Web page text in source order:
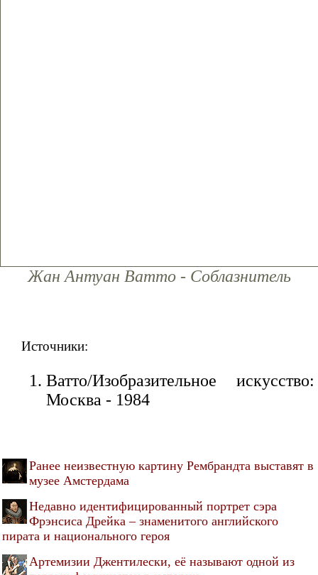
Жан Антуан Ватто - Соблазнитель
Источники:
Ватто/Изобразительное искусство:
Москва - 1984
Ранее неизвестную картину Рембрандта выставят в
музее Амстердама
Недавно идентифицированный портрет сэра
Фрэнсиса Дрейка – знаменитого английского
пирата и национального героя
Артемизии Джентилески, её называют одной из